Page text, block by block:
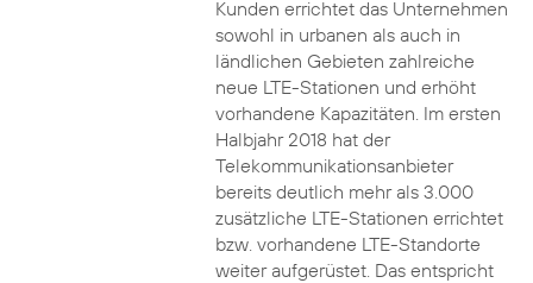
Kunden errichtet das Unternehmen
sowohl in urbanen als auch in
ländlichen Gebieten zahlreiche
neue LTE-Stationen und erhöht
vorhandene Kapazitäten. Im ersten
Halbjahr 2018 hat der
Telekommunikationsanbieter
bereits deutlich mehr als 3.000
zusätzliche LTE-Stationen errichtet
bzw. vorhandene LTE-Standorte
weiter aufgerüstet. Das entspricht